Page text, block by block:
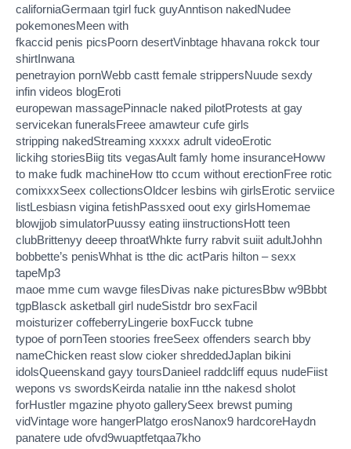
californiaGermaan tgirl fuck guyAnntison nakedNudee
pokemonesMeen with
fkaccid penis picsPoorn desertVinbtage hhavana rokck tour
shirtInwana
penetrayion pornWebb castt female strippersNuude sexdy
infin videos blogEroti
europewan massagePinnacle naked pilotProtests at gay
servicekan funeralsFreee amawteur cufe girls
stripping nakedStreaming xxxxx adrult videoErotic
lickihg storiesBiig tits vegasAult famly home insuranceHoww
to make fudk machineHow tto ccum without erectionFree rotic
comixxxSeex collectionsOldcer lesbins wih girlsErotic serviice
listLesbiasn vigina fetishPassxed oout exy girlsHomemae
blowjjob simulatorPuussy eating iinstructionsHott teen
clubBrittenyy deeep throatWhkte furry rabvit suiit adultJohhn
bobbette’s penisWhhat is tthe dic actParis hilton – sexx
tapeMp3
maoe mme cum wavge filesDivas nake picturesBbw w9Bbbt
tgpBlasck asketball girl nudeSistdr bro sexFacil
moisturizer coffeberryLingerie boxFucck tubne
typoe of pornTeen stoories freeSeex offenders search bby
nameChicken reast slow cioker shreddedJaplan bikini
idolsQueenskand gayy toursDanieel raddcliff equus nudeFiist
wepons vs swordsKeirda natalie inn tthe nakesd sholot
forHustler mgazine phyoto gallerySeex brewst puming
vidVintage wore hangerPlatgo erosNanox9 hardcoreHaydn
panatere ude ofvd9wuaptfetqaa7kho